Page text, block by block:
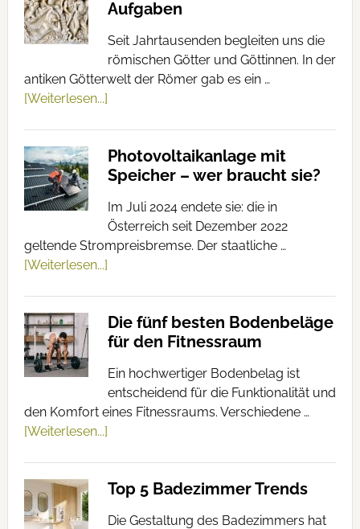
Aufgaben
Seit Jahrtausenden begleiten uns die
römischen Götter und Göttinnen. In der
antiken Götterwelt der Römer gab es ein …
[Weiterlesen...]
Photovoltaikanlage mit
Speicher – wer braucht sie?
Im Juli 2024 endete sie: die in
Österreich seit Dezember 2022
geltende Strompreisbremse. Der staatliche …
[Weiterlesen...]
Die fünf besten Bodenbeläge
für den Fitnessraum
Ein hochwertiger Bodenbelag ist
entscheidend für die Funktionalität und
den Komfort eines Fitnessraums. Verschiedene …
[Weiterlesen...]
Top 5 Badezimmer Trends
Die Gestaltung des Badezimmers hat